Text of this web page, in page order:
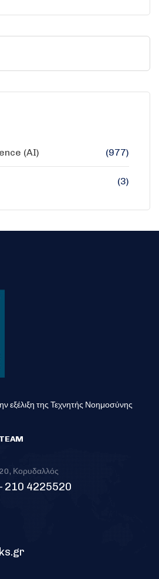
(AI) (977)
(3)
εξέλιξη της Τεχνητής Νοημοσύνης
Κορυδαλλός
210 4225520